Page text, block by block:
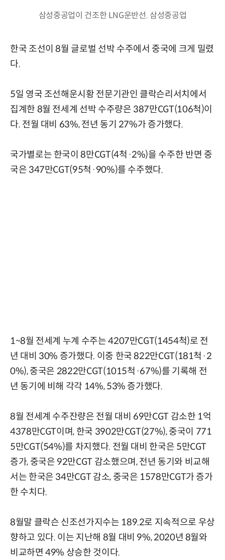
삼성중공업이 건조한 LNG운반선. 삼성중공업
한국 조선이 8월 글로벌 선박 수주에서 중국에 크게 밀렸
다.
5일 영국 조선해운시황 전문기관인 클락슨리서치에서
집계한 8월 전세계 선박 수주량은 387만CGT(106척)이
다. 전월 대비 63%, 전년 동기 27%가 증가했다.
국가별로는 한국이 8만CGT(4척·2%)을 수주한 반면 중
국은 347만CGT(95척·90%)를 수주했다.
1~8월 전세계 누계 수주는 4207만CGT(1454척)로 전
년 대비 30% 증가했다. 이중 한국 822만CGT(181척·2
0%), 중국은 2822만CGT(1015척·67%)를 기록해 전
년 동기에 비해 각각 14%, 53% 증가했다.
8월 전세계 수주잔량은 전월 대비 69만CGT 감소한 1억
4378만CGT이며, 한국 3902만CGT(27%), 중국이 771
5만CGT(54%)를 차지했다. 전월 대비 한국은 5만CGT
증가, 중국은 92만CGT 감소했으며, 전년 동기와 비교해
서는 한국은 34만CGT 감소, 중국은 1578만CGT가 증가
한 수치다.
8월말 클락슨 신조선가지수는 189.2로 지속적으로 우상
향하고 있다. 이는 지난해 8월 대비 9%, 2020년 8월와
비교하면 49% 상승한 것이다.